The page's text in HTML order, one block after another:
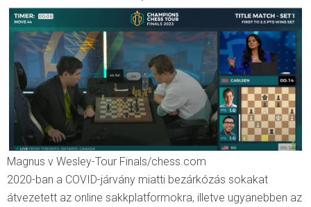
Magnus v Wesley-Tour Finals/chess.com
2020-ban a COVID-járvány miatti bezárkózás sokakat
átvezetett az online sakkplatformokra, illetve ugyanebben az